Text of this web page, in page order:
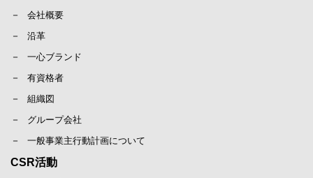
会社概要
沿革
一心ブランド
有資格者
組織図
グループ会社
一般事業主行動計画について
CSR活動